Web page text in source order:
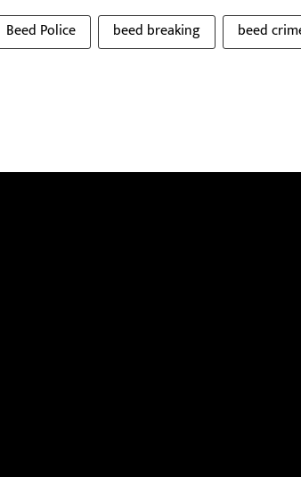
Beed Police beed breaking
beed